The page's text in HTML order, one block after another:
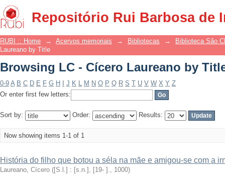
Repositório Rui Barbosa de
Browsing LC - Cícero Laureano by
RUBI :: Home → Acervos memoriais → Bibliotecas →
Biblioteca São
Laureano by Title
Browsing LC - Cícero Laureano by
0-9 A B C D E F G H J K L M N O P Q R S T U V W X Y Z
Or enter first few letters:
Sort by: Order: Results:
Now showing items 1-1 of 1
História do filho que botou a séla na mãe e amigou-se com a
Laureano, Cícero ([S.l.] : [s.n.], [19- ]., 1000)